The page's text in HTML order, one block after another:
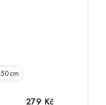
50cm
279 Kč